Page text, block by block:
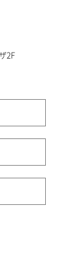
2F